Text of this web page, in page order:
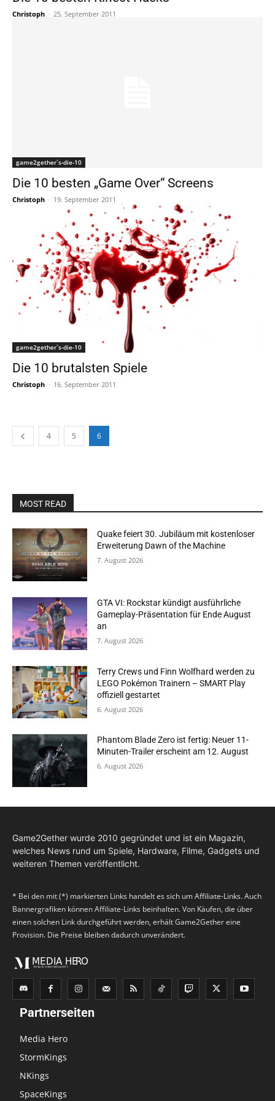
Christoph - 25. September 2011
game2gether´s-die-10
Die 10 besten „Game Over“ Screens
Christoph - 19. September 2011
game2gether´s-die-10
Die 10 brutalsten Spiele
Christoph - 16. September 2011
4 5 6
MOST READ
Quake feiert 30. Jubiläum mit kostenloser
Erweiterung Dawn of the Machine
7. August 2026
GTA VI: Rockstar kündigt ausführliche
Gameplay-Präsentation für Ende August
an
7. August 2026
Terry Crews und Finn Wolfhard werden zu
LEGO Pokémon Trainern – SMART Play
offiziell gestartet
6. August 2026
Phantom Blade Zero ist fertig: Neuer 11-
Minuten-Trailer erscheint am 12. August
6. August 2026
Game2Gether wurde 2010 gegründet und ist ein Magazin,
welches News rund um Spiele, Hardware, Filme, Gadgets und
weiteren Themen veröffentlicht.
* Bei den mit (*) markierten Links handelt es sich um Affiliate-Links. Auch
Bannergrafiken können Affiliate-Links beinhalten. Von Käufen, die über
einen solchen Link durchgeführt werden, erhält Game2Gether eine
Provision. Die Preise bleiben dadurch unverändert.
Partnerseiten
Media Hero
StormKings
NKings
SpaceKings